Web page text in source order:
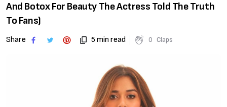
And Botox For Beauty The Actress Told The Truth
To Fans)
Share 5 min read 0 Claps